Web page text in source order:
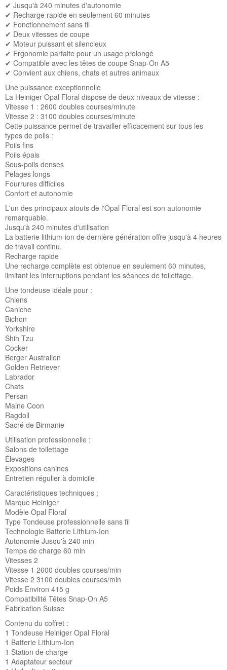
✔ Jusqu'à 240 minutes d'autonomie
✔ Recharge rapide en seulement 60 minutes
✔ Fonctionnement sans fil
✔ Deux vitesses de coupe
✔ Moteur puissant et silencieux
✔ Ergonomie parfaite pour un usage prolongé
✔ Compatible avec les têtes de coupe Snap-On A5
✔ Convient aux chiens, chats et autres animaux
Une puissance exceptionnelle
La Heiniger Opal Floral dispose de deux niveaux de vitesse :
Vitesse 1 : 2600 doubles courses/minute
Vitesse 2 : 3100 doubles courses/minute
Cette puissance permet de travailler efficacement sur tous les
types de poils :
Poils fins
Poils épais
Sous-poils denses
Pelages longs
Fourrures difficiles
Confort et autonomie
L'un des principaux atouts de l'Opal Floral est son autonomie
remarquable.
Jusqu'à 240 minutes d'utilisation
La batterie lithium-ion de dernière génération offre jusqu'à 4 heures
de travail continu.
Recharge rapide
Une recharge complète est obtenue en seulement 60 minutes,
limitant les interruptions pendant les séances de toilettage.
Une tondeuse idéale pour :
Chiens
Caniche
Bichon
Yorkshire
Shih Tzu
Cocker
Berger Australien
Golden Retriever
Labrador
Chats
Persan
Maine Coon
Ragdoll
Sacré de Birmanie
Utilisation professionnelle :
Salons de toilettage
Élevages
Expositions canines
Entretien régulier à domicile
Caractéristiques techniques ;
Marque Heiniger
Modèle Opal Floral
Type Tondeuse professionnelle sans fil
Technologie Batterie Lithium-Ion
Autonomie Jusqu'à 240 min
Temps de charge 60 min
Vitesses 2
Vitesse 1 2600 doubles courses/min
Vitesse 2 3100 doubles courses/min
Poids Environ 415 g
Compatibilité Têtes Snap-On A5
Fabrication Suisse
Contenu du coffret :
1 Tondeuse Heiniger Opal Floral
1 Batterie Lithium-Ion
1 Station de charge
1 Adaptateur secteur